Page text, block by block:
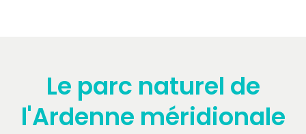
Le parc naturel de
l'Ardenne méridionale